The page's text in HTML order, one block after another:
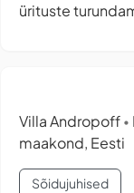
ürituste
Villa Andropoff •
maakond, Eesti
Sõidujuhised